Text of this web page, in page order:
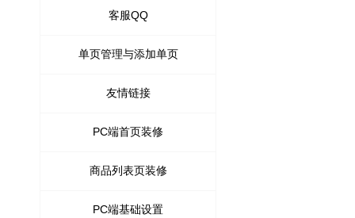
顺丰电子面单
提货点管理
物流查询
客服QQ
单页管理与添加单页
友情链接
PC端首页装修
商品列表页装修
PC端基础设置